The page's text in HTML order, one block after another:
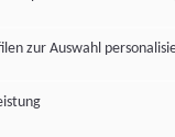
zur Auswahl